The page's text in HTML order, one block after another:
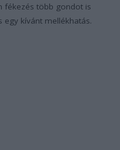
fékezés több gondot is
kívánt mellékhatás.